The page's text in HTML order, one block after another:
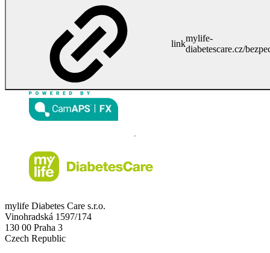
link
mylife-
diabetescare.cz/
mylife Diabetes Care s.r.o.
Vinohradská 1597/174
130 00 Praha 3
Czech Republic